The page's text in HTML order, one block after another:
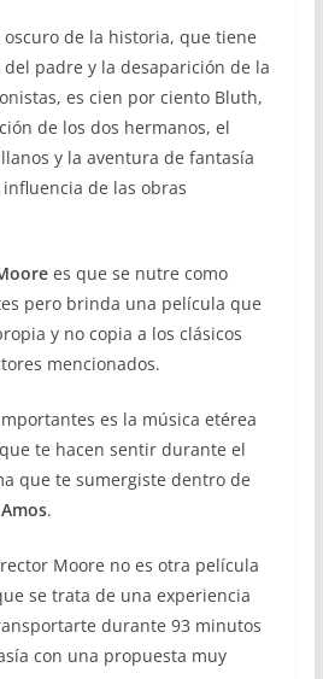
oscuro de la historia, que tiene
padre y la desaparición de la
es cien por ciento Bluth,
de los dos hermanos, el
y la aventura de fantasía
de las obras
es que se nutre como
pero brinda una película que
y no copia a los clásicos
mencionados.
es la música etérea
te hacen sentir durante el
que te sumergiste dentro de
.
Moore no es otra película
se trata de una experiencia
durante 93 minutos
con una propuesta muy